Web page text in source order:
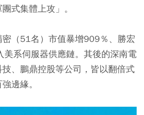
式集體上攻」。
（51名）市值暴增909％、勝宏
美系伺服器供應鏈。其後的深南電
、鵬鼎控股等公司，皆以翻倍式
邊緣。